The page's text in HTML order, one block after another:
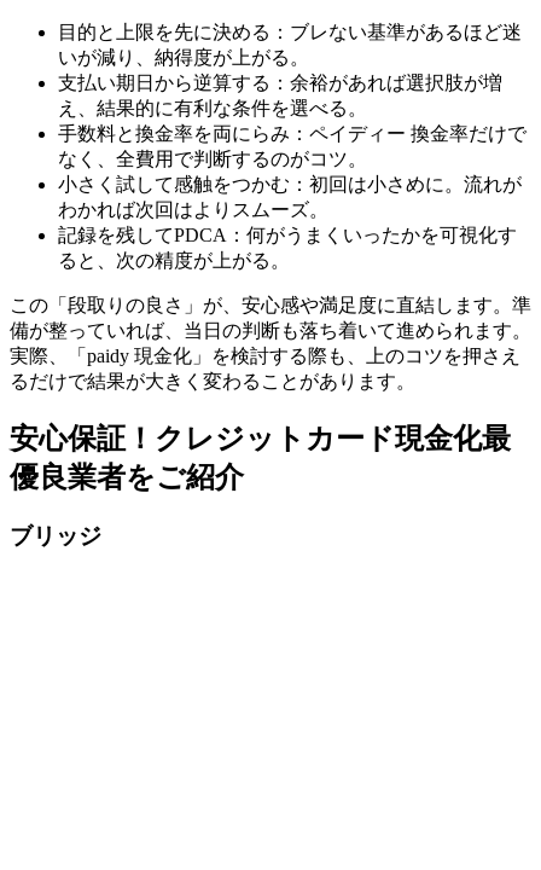
目的と上限を先に決める：ブレない基準があるほど迷
いが減り、納得度が上がる。
支払い期日から逆算する：余裕があれば選択肢が増
え、結果的に有利な条件を選べる。
手数料と換金率を両にらみ：ペイディー 換金率だけで
なく、全費用で判断するのがコツ。
小さく試して感触をつかむ：初回は小さめに。流れが
わかれば次回はよりスムーズ。
記録を残してPDCA：何がうまくいったかを可視化す
ると、次の精度が上がる。
この「段取りの良さ」が、安心感や満足度に直結します。準
備が整っていれば、当日の判断も落ち着いて進められます。
実際、「paidy 現金化」を検討する際も、上のコツを押さえ
るだけで結果が大きく変わることがあります。
安心保証！クレジットカード現金化最
優良業者をご紹介
ブリッジ